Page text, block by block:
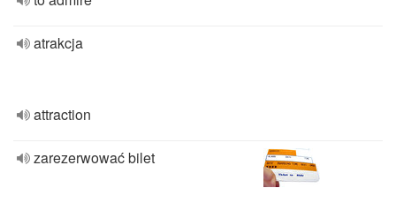
atrakcja
attraction
zarezerwować bilet